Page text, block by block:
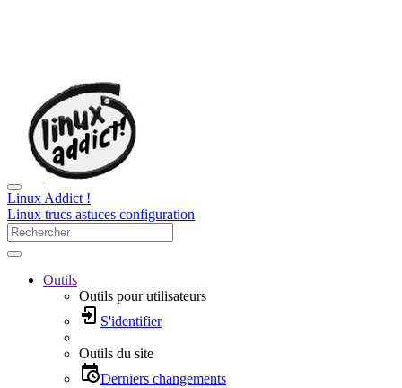
Linux Addict !
Linux trucs astuces configuration
Outils
Outils pour utilisateurs
S'identifier
Outils du site
Derniers changements